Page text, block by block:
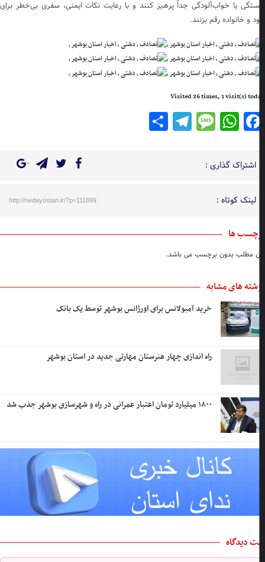
یا خواب‌آلودگی جداً پرهیز کنند و با رعایت نکات ایمنی، سفری بی‌خطر برای
و خانواده رقم بزنند.
Visited 26 times, 1 visit(s)
Facebook
WhatsApp
Message
Telegram
Share
اشتراک گذاری :
لینک کوتاه : http://nedayostan.ir/?p=111899
ها
مطلب بدون برچسب می باشد.
های مشابه
خرید آمبولانس برای اورژانس بوشهر توسط یک بانک
راه اندازی چهار هنرستان مهارتی جدید در استان بوشهر
۱۸۰۰ میلیارد تومان اعتبار عمرانی در راه و شهرسازی بوشهر جذب شد
دیدگاه